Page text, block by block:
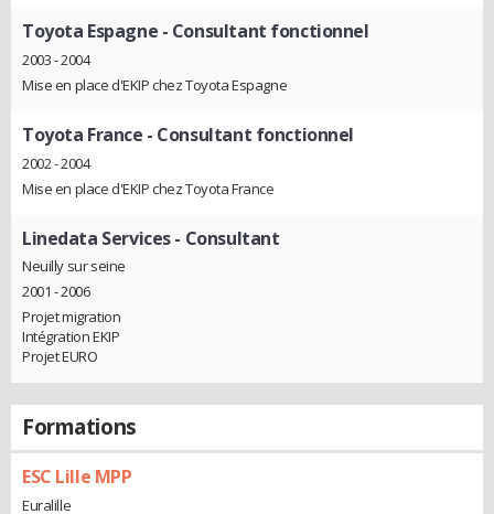
Toyota Espagne - Consultant fonctionnel
2003 - 2004
Mise en place d'EKIP chez Toyota Espagne
Toyota France - Consultant fonctionnel
2002 - 2004
Mise en place d'EKIP chez Toyota France
Linedata Services- Consultant
Neuilly sur seine
2001 - 2006
Projet migration
Intégration EKIP
Projet EURO
Formations
ESC Lille MPP
Euralille